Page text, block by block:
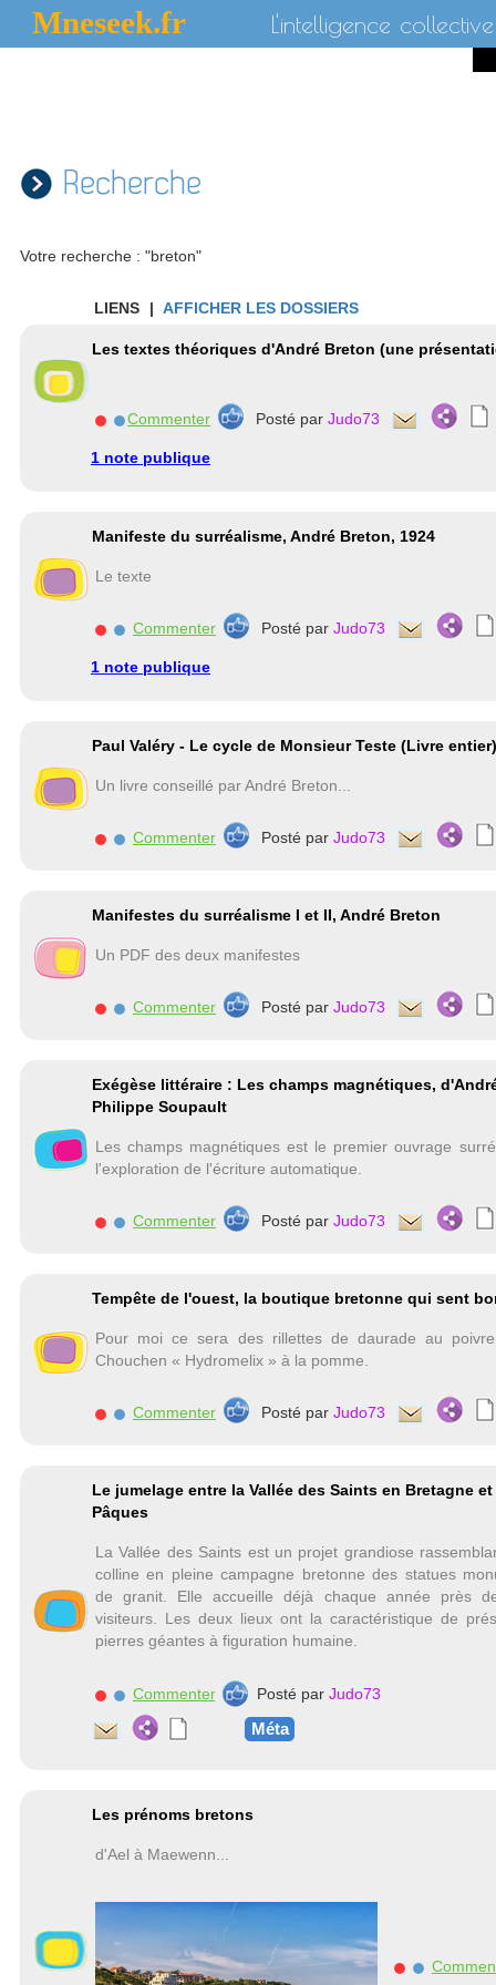
Mneseek.fr L'intelligence collective
Recherche
Votre recherche : "breton"
LIENS | AFFICHER LES DOSSIERS
Les textes théoriques d'André Breton (une
Commenter Posté par Judo73
1 note publique
Manifeste du surréalisme, André Breton, 1924
Le texte
Commenter Posté par Judo73
1 note publique
Paul Valéry - Le cycle de Monsieur Teste (Livre entier)
Un livre conseillé par André Breton...
Commenter Posté par Judo73
Manifestes du surréalisme I et II, André Breton
Un PDF des deux manifestes
Commenter Posté par Judo73
Exégèse littéraire : Les champs magnétiques,
Philippe Soupault
Les champs magnétiques est le premier ouvrage
l'exploration de l'écriture automatique.
Commenter Posté par Judo73
Tempête de l'ouest, la boutique bretonne qui sent
Pour moi ce sera des rillettes de daurade au
Chouchen « Hydromelix » à la pomme.
Commenter Posté par Judo73
Le jumelage entre la Vallée des Saints en Bretagne
Pâques
La Vallée des Saints est un projet grandiose
colline en pleine campagne bretonne des statues
de granit. Elle accueille déjà chaque année près
visiteurs. Les deux lieux ont la caractéristique de
pierres géantes à figuration humaine.
Commenter Posté par Judo73
Méta
Les prénoms bretons
d'Ael à Maewenn...